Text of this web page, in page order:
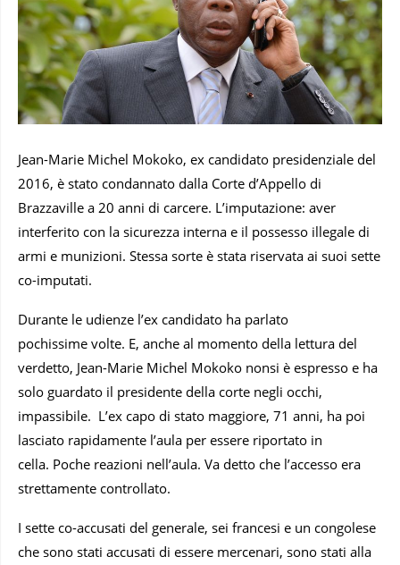
Jean-Marie Michel Mokoko, ex candidato presidenziale del
2016, è stato condannato dalla Corte d’Appello di
Brazzaville a 20 anni di carcere. L’imputazione: aver
interferito con la sicurezza interna e il possesso illegale di
armi e munizioni. Stessa sorte è stata riservata ai suoi sette
co-imputati.
Durante le udienze l’ex candidato ha parlato
pochissime volte. E, anche al momento della lettura del
verdetto, Jean-Marie Michel Mokoko nonsi è espresso e ha
solo guardato il presidente della corte negli occhi,
impassibile. L’ex capo di stato maggiore, 71 anni, ha poi
lasciato rapidamente l’aula per essere riportato in
cella. Poche reazioni nell’aula. Va detto che l’accesso era
strettamente controllato.
I sette co-accusati del generale, sei francesi e un congolese
che sono stati accusati di essere mercenari, sono stati alla